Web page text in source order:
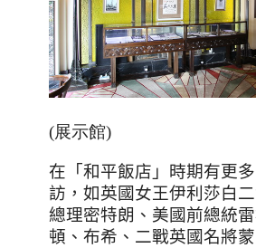
(展示館)
在「和平飯店」時期有更
訪，如英國女王伊利莎白
總理密特朗、美國前總統
頓、布希、二戰英國名將